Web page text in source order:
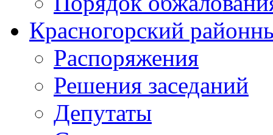
Красногорский
Распоряжения
Решения заседаний
Депутаты